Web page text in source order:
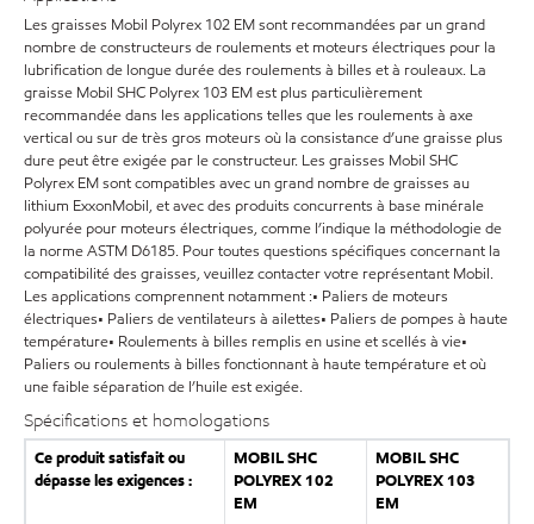
Les graisses Mobil Polyrex 102 EM sont recommandées par un grand
nombre de constructeurs de roulements et moteurs électriques pour la
lubrification de longue durée des roulements à billes et à rouleaux. La
graisse Mobil SHC Polyrex 103 EM est plus particulièrement
recommandée dans les applications telles que les roulements à axe
vertical ou sur de très gros moteurs où la consistance d’une graisse plus
dure peut être exigée par le constructeur. Les graisses Mobil SHC
Polyrex EM sont compatibles avec un grand nombre de graisses au
lithium ExxonMobil, et avec des produits concurrents à base minérale
polyurée pour moteurs électriques, comme l’indique la méthodologie de
la norme ASTM D6185. Pour toutes questions spécifiques concernant la
compatibilité des graisses, veuillez contacter votre représentant Mobil.
Les applications comprennent notamment :• Paliers de moteurs
électriques• Paliers de ventilateurs à ailettes• Paliers de pompes à haute
température• Roulements à billes remplis en usine et scellés à vie•
Paliers ou roulements à billes fonctionnant à haute température et où
une faible séparation de l’huile est exigée.
Spécifications et homologations
Ce produit satisfait ou
dépasse les exigences :
MOBIL SHC
POLYREX 102
EM
MOBIL SHC
POLYREX 103
EM